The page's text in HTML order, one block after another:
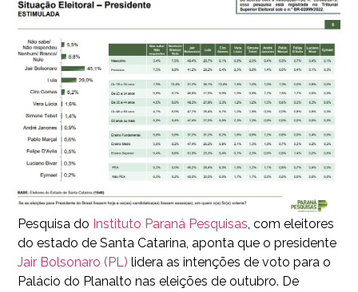
Pesquisa do Instituto Paraná Pesquisas, com eleitores
do estado de Santa Catarina, aponta que o presidente
Jair Bolsonaro (PL) lidera as intenções de voto para o
Palácio do Planalto nas eleições de outubro. De